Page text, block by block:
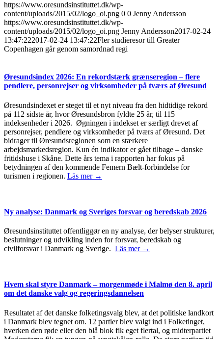
https://www.oresundsinstituttet.dk/wp-
content/uploads/2015/02/logo_oi.png 0 0 Jenny Andersson
https://www.oresundsinstituttet.dk/wp-
content/uploads/2015/02/logo_oi.png Jenny Andersson2017-02-24
13:47:222017-02-24 13:47:22Fler studieresor till Greater
Copenhagen går genom samordnad regi
Øresundsindex 2026: En rekordstærk grænseregion – flere
pendlere, personrejser og virksomheder på tværs af Øresund
Øresundsindexet er steget til et nyt niveau fra den hidtidige rekord
på 112 sidste år, hvor Øresundsbron fyldte 25 år, til 115
indeksenheder i 2026. Øgningen i indekset er særligt drevet af
personrejser, pendlere og virksomheder på tværs af Øresund. Det
bidrager til Øresundsregionen som en stærkere
arbejdsmarkedsregion. Kun én indikator er gået tilbage – danske
fritidshuse i Skåne. Dette års tema i rapporten har fokus på
betydningen af den kommende Femern Bælt-forbindelse for
turismen i regionen. Läs mer →
Ny analyse: Danmark og Sveriges forsvar og beredskab 2026
Øresundsinstituttet offentliggør en ny analyse, der belyser strukturer,
beslutninger og udvikling inden for forsvar, beredskab og
civilforsvar i Danmark og Sverige. Läs mer →
Hvem skal styre Danmark – morgenmøde i Malmø den 8. april
om det danske valg og regeringsdannelsen
Resultatet af det danske folketingsvalg blev, at det politiske landkort
i Danmark blev tegnet om. 12 partier blev valgt ind i Folketinget,
hverken den røde eller den blå blok fik eget flertal, og midterpartiet